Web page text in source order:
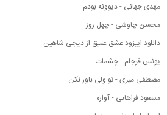
مهدی جهانی - دیوونه بودم
محسن چاوشی - چهل روز
دانلود اپیزود عشق عمیق از دیجی شاهین
یونس فرجام - چشمات
مصطفی میری - تو ولی باور نکن
مسعود فراهانی - آواره